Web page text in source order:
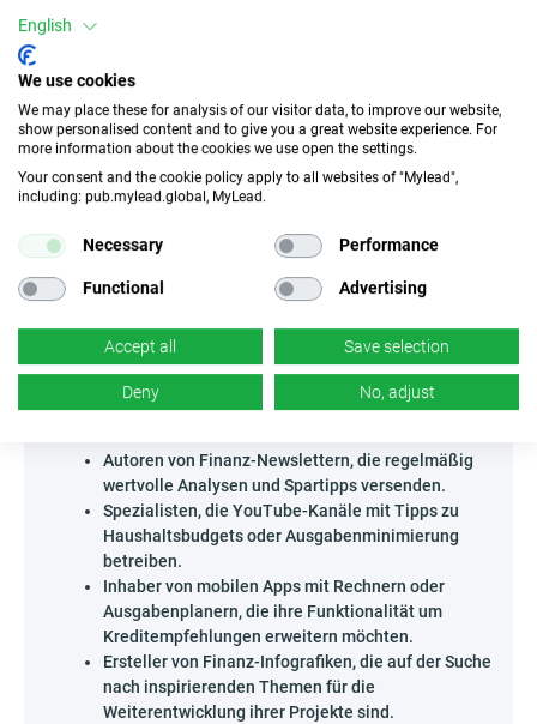
Kurzzeitangebote erstellen, bequeme Raten oder Kosten-
interaktiven Rechner auf deiner eigenen Seite anbieten, mit
können. Beliebt sind auch Webinare und Bildungspodcasts
zum Thema Budgetmanagement – integriere
Weise zur Nutzung zu animieren. Denke daran – eine
persönliche Geschichte oder eine Fallstudie zur Nutzung
des Produkts ist ein echter Magnet für ein engagiertes
Publikum! Sorge für Vielfalt in deinen Aktivitäten, um dir
einen Vorsprung auf dem Partner-Markt zu verschaffen.
Das Programm ist ideal für Personen, die eigene
Communities mit Finanzinteresse haben oder eigenen
Ratgeber-Content für Nutzer erstellen, die schnelle
Autoren von Finanz-Newslettern, die regelmäßig
wertvolle Analysen und Spartipps versenden.
Spezialisten, die YouTube-Kanäle mit Tipps zu
Haushaltsbudgets oder Ausgabenminimierung
betreiben.
Inhaber von mobilen Apps mit Rechnern oder
Ausgabenplanern, die ihre Funktionalität um
Kreditempfehlungen erweitern möchten.
Ersteller von Finanz-Infografiken, die auf der Suche
nach inspirierenden Themen für die
Weiterentwicklung ihrer Projekte sind.
English
We use cookies
We may place these for analysis of our visitor data, to improve our website,
show personalised content and to give you a great website experience. For
more information about the cookies we use open the settings.
Your consent and the cookie policy apply to all websites of "Mylead",
including: pub.mylead.global, MyLead.
Necessary Performance
Functional Advertising
Accept all Save selection
Deny No, adjust